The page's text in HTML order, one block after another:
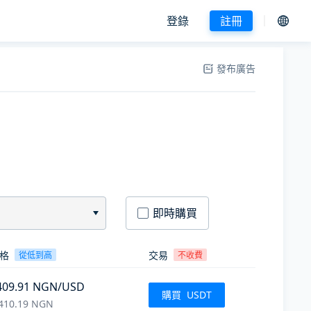
登錄 註冊
發布廣告
即時購買
從低到高 交易 不收費
NGN/USD
NGN
購買 USDT